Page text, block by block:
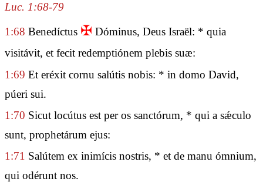
Luc. 1:68-79
1:68 Benedíctus ✠ Dóminus, Deus Israël: * quia
visitávit, et fecit redemptiónem plebis suæ:
1:69 Et eréxit cornu salútis nobis: * in domo David,
púeri sui.
1:70 Sicut locútus est per os sanctórum, * qui a sǽculo
sunt, prophetárum ejus:
1:71 Salútem ex inimícis nostris, * et de manu ómnium,
qui odérunt nos.